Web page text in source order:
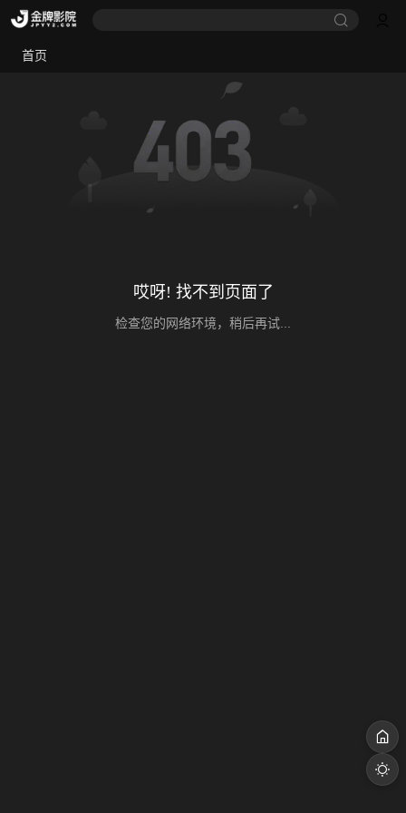
首页
哎呀! 找不到页面了
检查您的网络环境，稍后再试...